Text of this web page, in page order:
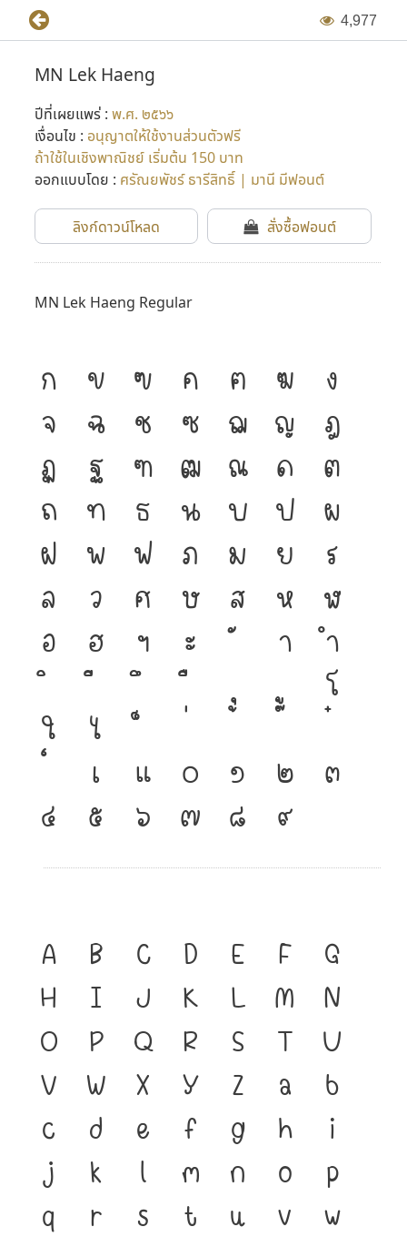
4,977
MN Lek Haeng
ปีที่เผยแพร่ : พ.ศ. ๒๕๖๖
เงื่อนไข : อนุญาตให้ใช้งานส่วนตัวฟรี
ถ้าใช้ในเชิงพาณิชย์ เริ่มต้น 150 บาท
ออกแบบโดย : ศรัณยพัชร์ ธารีสิทธิ์ | มานี มีฟอนต์
ลิงก์ดาวน์โหลด สั่งซื้อฟอนต์
MN Lek Haeng Regular
ก ข ฃ ค ฅ ฆ
ง
จ
ฉ ช ซ ฌ ญ
ฎ
ฏ
ฐ ฑ ฒ ณ ด
ต
ถ
ท ธ น บ ป
ผ
ฝ
พ ฟ ภ ม ย
ร
ล
ว ศ ษ ส ห
ฬ
อ
ฮ ฯ ะ า
ำ
โ
ใ
ไ
เ
แ ๐ ๑ ๒
๓
๔
๕ ๖ ๗ ๘ ๙
A B C D E F
G
H
I J K L M
N
O
P Q R S T
U
V
W X Y Z a
b
c
d e f g h
i
j
k l m n o
p
q
r s t u v
w